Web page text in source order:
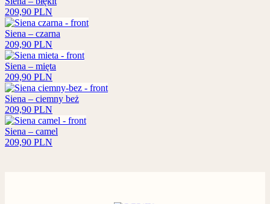
209,90 PLN
Siena – czarna
209,90 PLN
Siena – mięta
209,90 PLN
Siena – ciemny beż
209,90 PLN
Siena – camel
209,90 PLN